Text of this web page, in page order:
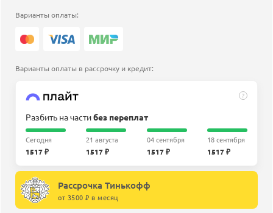
Варианты оплаты:
Варианты оплаты в рассрочку и кредит:
?
Разбить на частибез переплат
Сегодня
1517 ₽
21 августа
1517 ₽
04 сентября
1517 ₽
18 сентября
1517 ₽
Рассрочка Тинькофф
от 3500 ₽ в месяц